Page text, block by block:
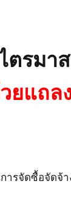
รายงานผ
EB5 หน่ว
ผลการดำ
ปีงบประม
ผ่านมา แ
ปีงบประ
รมา
ยแถล
รจัดซื้อจัดจ้า